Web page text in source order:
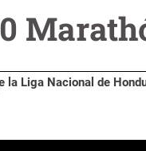
la Liga Nacional de